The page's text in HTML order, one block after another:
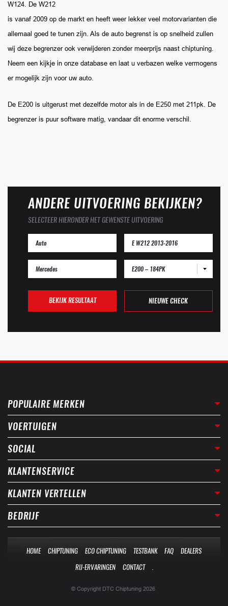
W124. De W212
is vanaf 2009 op de markt en heeft weer lekker veel motorvarianten die
allemaal goed te tunen zijn. Als de auto begrenst is op snelheid zullen
wij deze begrenzer ook verwijderen zonder meerprijs naast chiptuning.
Neem een kijkje in onze database en laat u verbazen welke vermogens
er mogelijk zijn voor uw auto.
De E200 is uitgerust met dezelfde motor als in de E250 met 211pk. De
begrenzer is puur software matig, vandaar dit enorme verschil.
ANDERE UITVOERING BEKIJKEN?
SELECTEER HIERONDER HET GEWENSTE UITVOERING
E200 – 184PK
BEKIJK RESULTAAT NIEUWE CHECK
POPULAIRE MERKEN
VOERTUIGEN
SOCIAL
KLANTENSERVICE
KLANTEN VERTELLEN
BEDRIJF
HOME CHIPTUNING ECO CHIPTUNING TESTBANK FAQ
DEALERS
RIJ-ERVARINGEN
CONTACT
© Copyright DTC Chiptuning 2026